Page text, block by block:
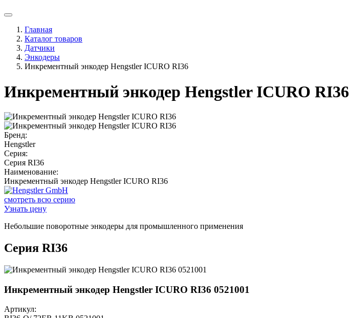
Главная
Каталог товаров
Датчики
Энкодеры
Инкрементный энкодер Hengstler ICURO RI36
Инкрементный энкодер Hengstler ICURO RI36
Бренд:
Hengstler
Серия:
Серия RI36
Наименование:
Инкрементный энкодер Hengstler ICURO RI36
смотреть всю серию
Узнать цену
Небольшие поворотные энкодеры для промышленного применения
Серия RI36
Инкрементный энкодер Hengstler ICURO RI36 0521001
Артикул: